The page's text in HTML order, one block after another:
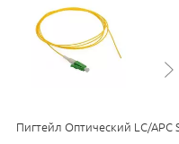
Пигтейл Оптический LC/APC